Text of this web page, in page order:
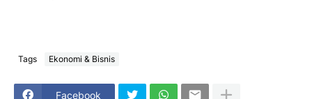
Tags Ekonomi & Bisnis
Facebook